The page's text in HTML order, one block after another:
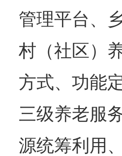
管理平台、
村（社区）
方式、功能
三级养老服
源统筹利用